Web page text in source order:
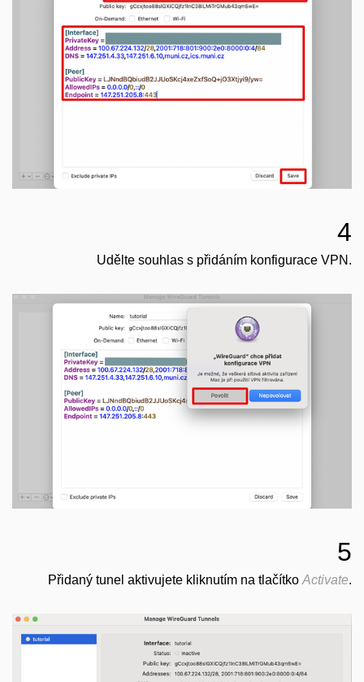
4
Udělte souhlas s přidáním konfigurace VPN.
5
Přidaný tunel aktivujete kliknutím na tlačítkoActivate.